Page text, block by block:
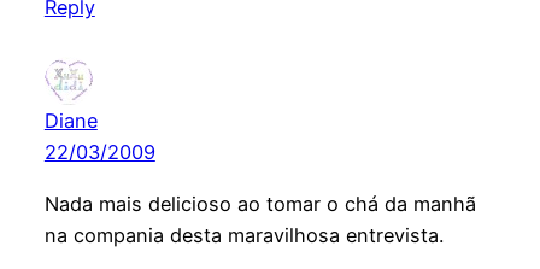
Reply
Diane
22/03/2009
Nada mais delicioso ao tomar o chá da manhã
na compania desta maravilhosa entrevista.